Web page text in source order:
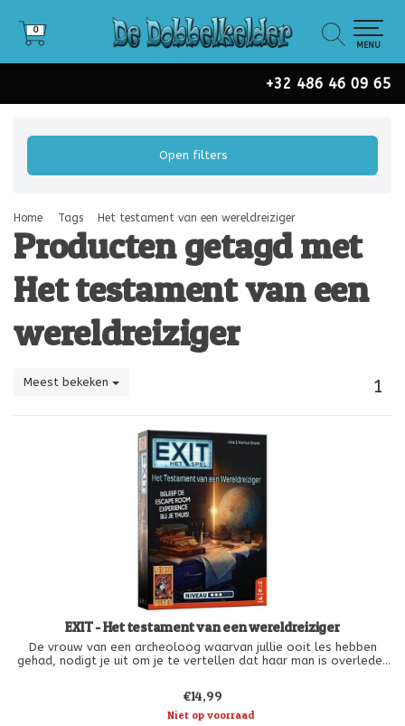
+32 486 46 09 65
0
0
MENU
Open filters
Home Tags Het testament van een wereldreiziger
Producten getagd met
Het testament van een
wereldreiziger
Meest bekeken 1
EXIT - Het testament van een wereldreiziger
De vrouw van een archeoloog waarvan jullie ooit les hebben
gehad, nodigt je uit om je te vertellen dat haar man is overleden
zich
€14,99
Niet op voorraad